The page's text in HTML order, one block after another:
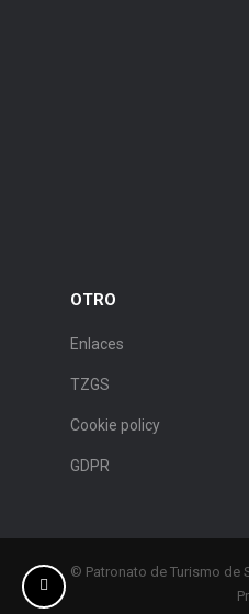
OTRO
Enlaces
TZGS
Cookie policy
GDPR
© Patronato de Turismo de